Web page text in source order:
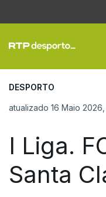
I Liga.
DESPORTO
atualizado 16 Maio
I Liga.
Santa